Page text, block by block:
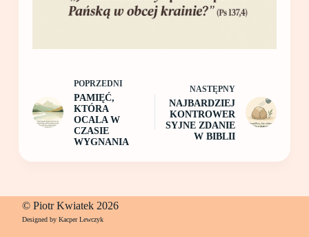
POPRZEDNI
PAMIĘĆ,
KTÓRA
OCALA W
CZASIE
WYGNANIA
NASTĘPNY
NAJBARDZIEJ
KONTROWER
SYJNE ZDANIE
W BIBLII
© Piotr Kwiatek 2026
Designed by Kacper Lewczyk